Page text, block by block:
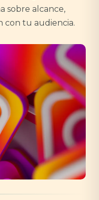
sobre alcance,
con tu audiencia.